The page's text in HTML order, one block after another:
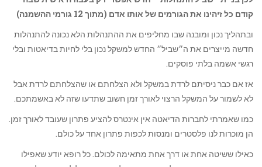
קודם כל זיהינו את הגורמים של אותו אדם (מתוך 12 גורמי ההשמנה)
ובתהליך נכון ומובנה שבו מחליפים את ההתנהלות הלא נכונה להתנהלות
חדשה מייצרים את ה״שביל״ החדש למשקל נכון בלי לחיות בדיאטות ובלי
רגשי אשמה בלתי פוסקים.
אז אם כבר ניסיתם לרדת במשקל ולא הצלחתם או שהצלחתם לרדת אבל
לא לשמור על המשקל הרצוי לאורך זמן חשוב שתדעו שזה לא באשמתכם.
כמו שאמרתי לחברות הדיאטה אין אינטרס להציע פתרון שעובד לאורך זמן.
הן מוכרות לנו פלסטרים ומנסות לכפות פתרון אחד על כולם.
כאילו ששיטה אחת או דרך אחת מתאימה לכולם. כל רופא יודע שאפילו